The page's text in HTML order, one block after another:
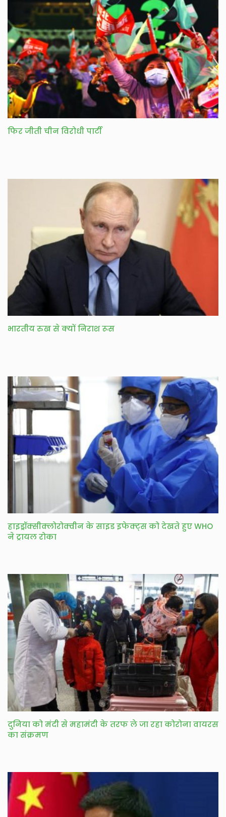
फिर जीती चीन विरोधी पार्टी
भारतीय रुख से क्यों निराश रूस
हाइड्रॉक्सीक्लोरोक्वीन के साइड इफेक्ट्स को देखते हुए WHO
ने ट्रायल रोका
दुनिया को मंदी से महामंदी के तरफ ले जा रहा कोरोना वायरस
का संक्रमण